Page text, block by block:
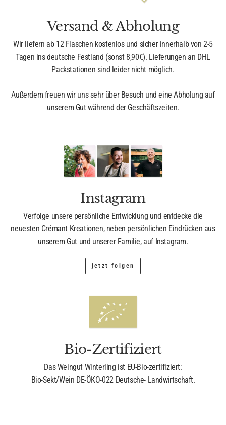
Versand & Abholung
Wir liefern ab 12 Flaschen kostenlos und sicher innerhalb von 2-5
Tagen ins deutsche Festland (sonst 8,90€). Lieferungen an DHL
Packstationen sind leider nicht möglich.
Außerdem freuen wir uns sehr über Besuch und eine Abholung auf
unserem Gut während der Geschäftszeiten.
Instagram
Verfolge unsere persönliche Entwicklung und entdecke die
neuesten Crémant Kreationen, neben persönlichen Eindrücken aus
unserem Gut und unserer Familie, auf Instagram.
jetzt folgen
Bio-Zertifiziert
Das Weingut Winterling ist EU-Bio-zertifiziert:
Bio-Sekt/Wein DE-ÖKO-022 Deutsche- Landwirtschaft.